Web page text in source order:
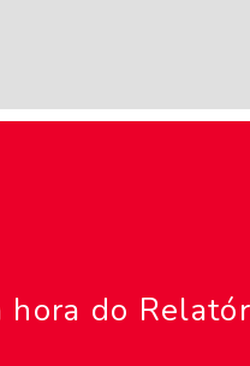
hora do